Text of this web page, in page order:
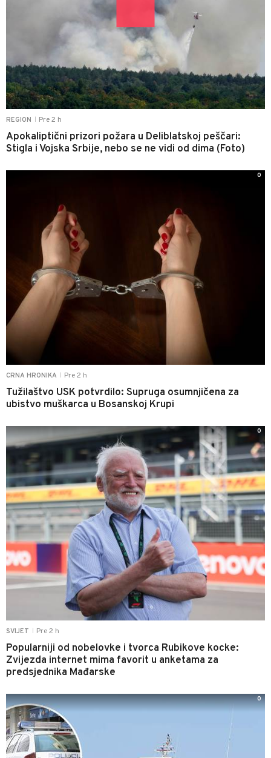
REGION Pre 2 h
Apokaliptični prizori požara u Deliblatskoj peščari:
Stigla i Vojska Srbije, nebo se ne vidi od dima (Foto)
CRNA HRONIKA Pre 2 h
Tužilaštvo USK potvrdilo: Supruga osumnjičena za
ubistvo muškarca u Bosanskoj Krupi
0
SVIJET Pre 2 h
Popularniji od nobelovke i tvorca Rubikove kocke:
Zvijezda internet mima favorit u anketama za
predsjednika Mađarske
0
0